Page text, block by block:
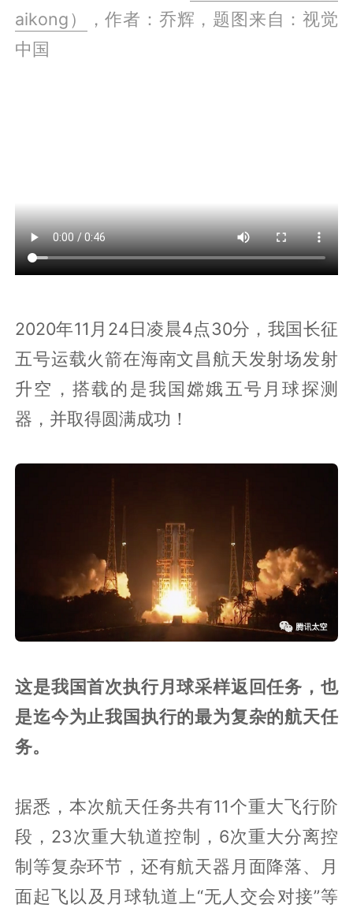
aikong）
，作者：乔辉，题图来自：视觉
中国
2020年11月24日凌晨4点30分，我国长征
五号运载火箭在海南文昌航天发射场发射
升空，搭载的是我国嫦娥五号月球探测
器，并取得圆满成功！
这是我国首次执行月球采样返回任务，也
是迄今为止我国执行的最为复杂的航天任
务。
据悉，本次航天任务共有11个重大飞行阶
段，23次重大轨道控制，6次重大分离控
制等复杂环节，还有航天器月面降落、月
面起飞以及月球轨道上“无人交会对接”等